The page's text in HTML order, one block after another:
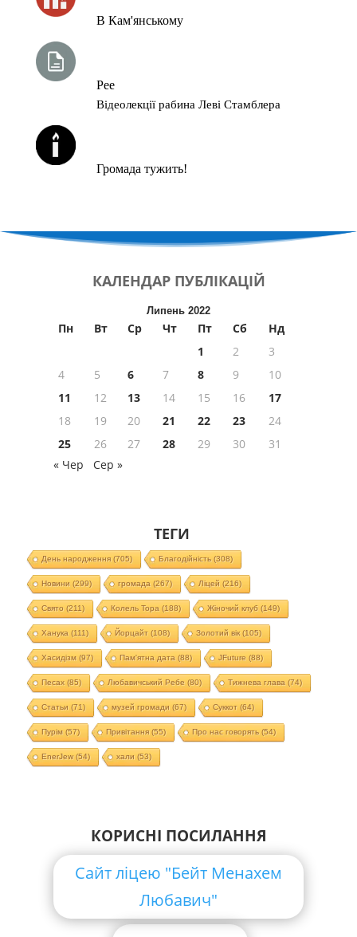
В Кам'янському
Рее
Відеолекції рабина Леві Стамблера
Громада тужить!
КАЛЕНДАР ПУБЛІКАЦІЙ
Липень 2022
Пн Вт Ср Чт Пт Сб
Нд
1
2
3
4
5 6 7 8 9
10
11
12 13 14 15 16
17
18
19 20 21 22 23
24
25
26 27 28 29 30
31
« Чер
Сер »
ТЕГИ
День народження(705) Благодійність (308)
Новини (299) громада (267) Ліцей (216)
Свято (211) Колель Тора (188) Жіночий клуб (149)
Ханука (111) Йорцайт (108) Золотий вік(105)
Хасидізм (97) Пам'ятна дата (88) JFuture (88)
Песах(85) Любавичський Ребе (80) Тижнева глава (74)
Статьи (71) музей громади (67) Суккот (64)
Пурім (57) Привітання(55) Про нас говорять (54)
EnerJew(54) хали (53)
КОРИСНІ ПОСИЛАННЯ
Сайт ліцею "Бейт Менахем
Любавич"